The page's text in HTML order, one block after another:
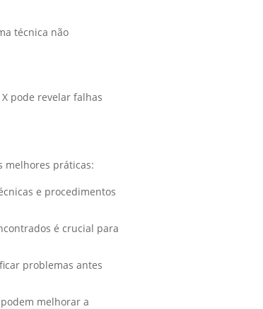
técnica não
pode revelar falhas
melhores práticas:
e procedimentos
é crucial para
problemas antes
melhorar a